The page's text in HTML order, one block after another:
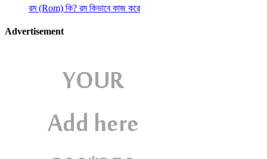
রম (Rom) কি? রম কিভাবে কাজ করে
Advertisement